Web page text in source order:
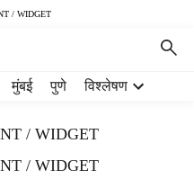
/ WIDGET
मुंबई पुणे विश्लेषण
/ WIDGET
/ WIDGET